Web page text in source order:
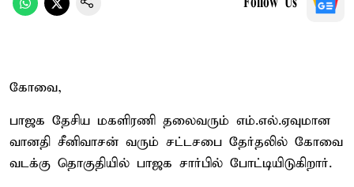
கோவை,
பாஜக தேசிய மகளிரணி தலைவரும் எம்.எல்.ஏவுமான
வானதி சீனிவாசன் வரும் சட்டசபை தேர்தலில் கோவை
வடக்கு தொகுதியில் பாஜக சார்பில் போட்டியிடுகிறார்.